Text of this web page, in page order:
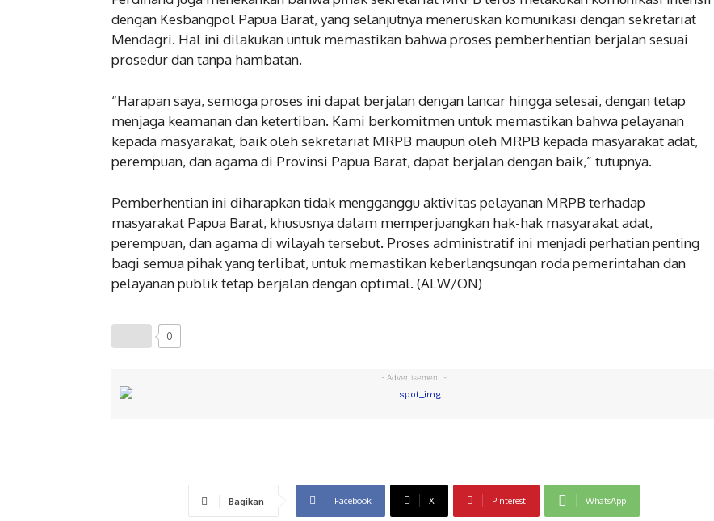
dengan Kesbangpol Papua Barat, yang selanjutnya meneruskan komunikasi dengan sekretariat
Mendagri. Hal ini dilakukan untuk memastikan bahwa proses pemberhentian berjalan sesuai
prosedur dan tanpa hambatan.
“Harapan saya, semoga proses ini dapat berjalan dengan lancar hingga selesai, dengan tetap
menjaga keamanan dan ketertiban. Kami berkomitmen untuk memastikan bahwa pelayanan
kepada masyarakat, baik oleh sekretariat MRPB maupun oleh MRPB kepada masyarakat adat,
perempuan, dan agama di Provinsi Papua Barat, dapat berjalan dengan baik,” tutupnya.
Pemberhentian ini diharapkan tidak mengganggu aktivitas pelayanan MRPB terhadap
masyarakat Papua Barat, khususnya dalam memperjuangkan hak-hak masyarakat adat,
perempuan, dan agama di wilayah tersebut. Proses administratif ini menjadi perhatian penting
bagi semua pihak yang terlibat, untuk memastikan keberlangsungan roda pemerintahan dan
pelayanan publik tetap berjalan dengan optimal. (ALW/ON)
0
- Advertisement -
Bagikan Facebook X Pinterest WhatsApp